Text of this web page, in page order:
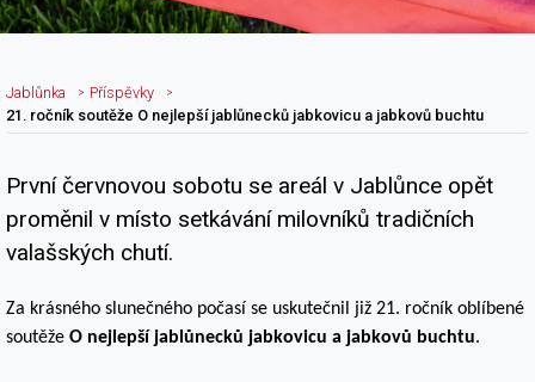
Jablůnka
Příspěvky
21. ročník soutěže O nejlepší jablůnecků jabkovicu a jabkovů buchtu
Nadpis článku
První červnovou sobotu se areál v Jablůnce opět
proměnil v místo setkávání milovníků tradičních
valašských chutí.
Za krásného slunečného počasí se uskutečnil již 21. ročník oblíbené
soutěže O nejlepší jablůnecků jabkovicu a jabkovů buchtu.